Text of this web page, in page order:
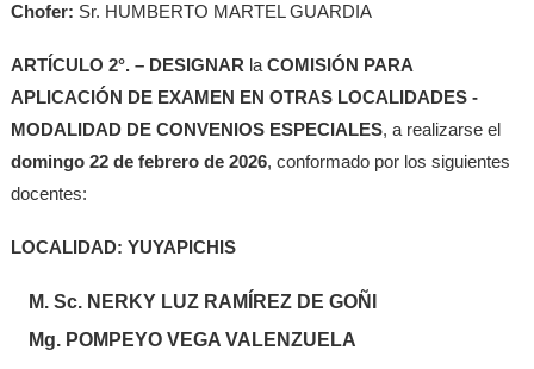
Chofer: Sr. HUMBERTO MARTEL GUARDIA
ARTÍCULO 2°. – DESIGNAR laCOMISIÓN PARA
APLICACIÓN DE EXAMEN EN OTRAS LOCALIDADES -
MODALIDAD DE CONVENIOS ESPECIALES, a realizarse el
domingo 22 de febrero de 2026, conformado por los siguientes
docentes:
LOCALIDAD: YUYAPICHIS
M. Sc. NERKY LUZ RAMÍREZ DE GOÑI
Mg. POMPEYO VEGA VALENZUELA